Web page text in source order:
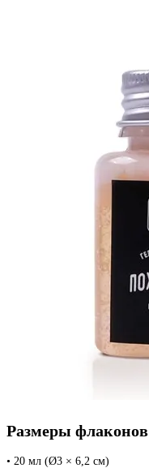
Размеры флаконов
• 20 мл (Ø3 × 6,2 см)